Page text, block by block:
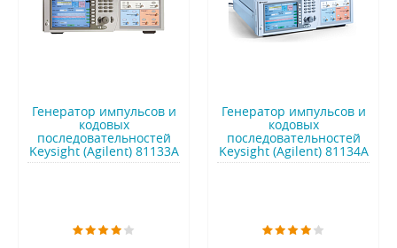
Генератор импульсов и
кодовых
последовательностей
Keysight (Agilent) 81133A
Генератор импульсов и
кодовых
последовательностей
Keysight (Agilent) 81134A